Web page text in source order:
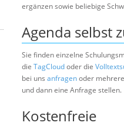
ergänzen sowie beliebige
Agenda selbst
Sie finden einzelne
die TagCloudoder die
bei uns anfragenoder
und dann eine Anfrage stellen.
Kostenfreie